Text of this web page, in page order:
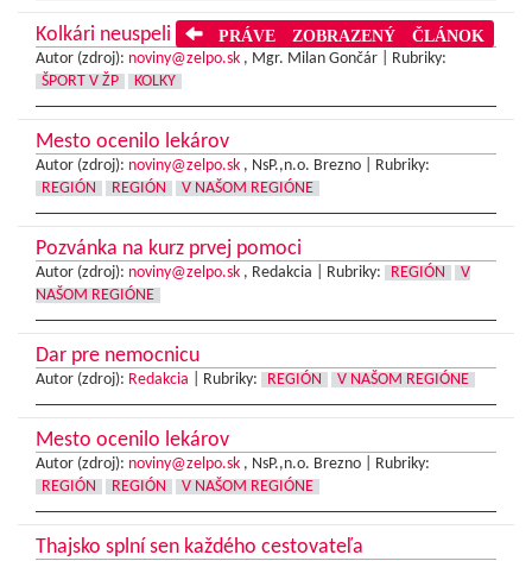
Kolkári neuspeli PRÁVE ZOBRAZENÝ ČLÁNOK
Autor (zdroj): noviny@zelpo.sk , Mgr. Milan Gončár |
Rubriky:
ŠPORT V ŽP
KOLKY
Mesto ocenilo lekárov
Autor (zdroj): noviny@zelpo.sk , NsP.,n.o. Brezno |
Rubriky:
REGIÓN
REGIÓN V NAŠOM REGIÓNE
Pozvánka na kurz prvej pomoci
Autor (zdroj): noviny@zelpo.sk , Redakcia | Rubriky: REGIÓN
V
NAŠOM REGIÓNE
Dar pre nemocnicu
Autor (zdroj): Redakcia Rubriky: REGIÓN V NAŠOM REGIÓNE
Mesto ocenilo lekárov
Autor (zdroj): noviny@zelpo.sk , NsP.,n.o. Brezno |
Rubriky:
REGIÓN
REGIÓN V NAŠOM REGIÓNE
Thajsko splní sen každého cestovateľa